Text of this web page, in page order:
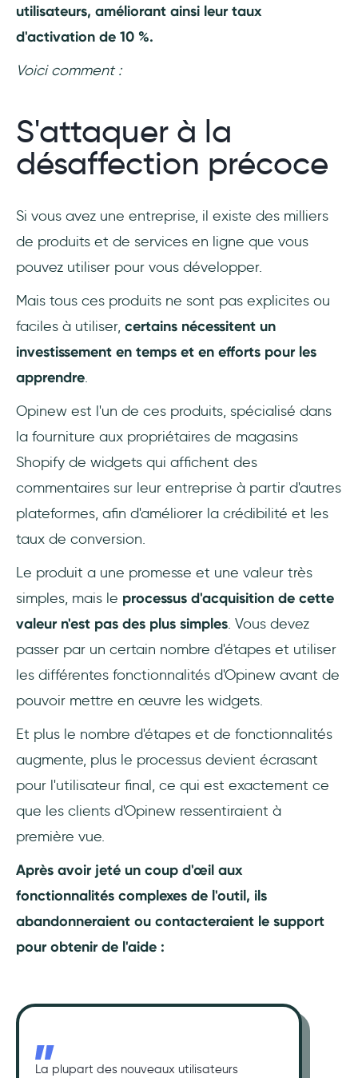
utilisateurs, améliorant ainsi leur taux
d'activation de 10 %.
Voici comment :
S'attaquer à la
désaffection précoce
Si vous avez une entreprise, il existe des milliers
de produits et de services en ligne que vous
pouvez utiliser pour vous développer.
Mais tous ces produits ne sont pas explicites ou
faciles à utiliser, certains nécessitent un
investissement en temps et en efforts pour les
apprendre.
Opinew est l'un de ces produits, spécialisé dans
la fourniture aux propriétaires de magasins
Shopify de widgets qui affichent des
commentaires sur leur entreprise à partir d'autres
plateformes, afin d'améliorer la crédibilité et les
taux de conversion.
Le produit a une promesse et une valeur très
simples, mais le processus d'acquisition de cette
valeur n'est pas des plus simples. Vous devez
passer par un certain nombre d'étapes et utiliser
les différentes fonctionnalités d'Opinew avant de
pouvoir mettre en œuvre les widgets.
Et plus le nombre d'étapes et de fonctionnalités
augmente, plus le processus devient écrasant
pour l'utilisateur final, ce qui est exactement ce
que les clients d'Opinew ressentiraient à
première vue.
Après avoir jeté un coup d'œil aux
fonctionnalités complexes de l'outil, ils
abandonneraient ou contacteraient le support
pour obtenir de l'aide :
La plupart des nouveaux utilisateurs